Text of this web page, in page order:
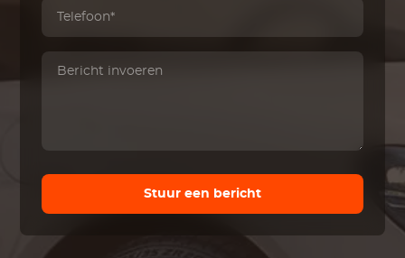
Stuur een bericht